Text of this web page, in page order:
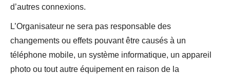
d’autres connexions.
L’Organisateur ne sera pas responsable des
changements ou effets pouvant être causés à un
téléphone mobile, un système informatique, un appareil
photo ou tout autre équipement en raison de la